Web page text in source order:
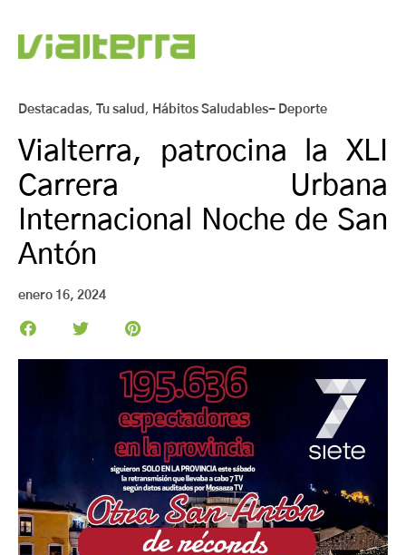
Destacadas, Tu salud , Hábitos Saludables- Deporte
Vialterra, patrocina la XLI
Carrera Urbana
Internacional Noche de San
Antón
enero 16, 2024